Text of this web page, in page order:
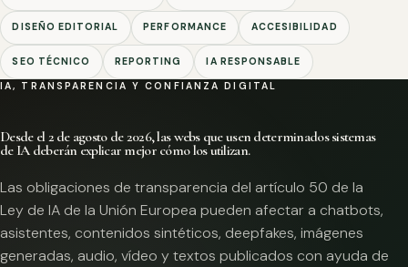
DISEÑO EDITORIAL PERFORMANCE ACCESIBILIDAD
SEO TÉCNICO REPORTING IA RESPONSABLE
IA, TRANSPARENCIA Y CONFIANZA DIGITAL
Desde el 2 de agosto de 2026, las webs que usen determinados sistemas
de IA deberán explicar mejor cómo los utilizan.
Las obligaciones de transparencia del artículo 50 de la
Ley de IA de la Unión Europea pueden afectar a chatbots,
asistentes, contenidos sintéticos, deepfakes, imágenes
generadas, audio, vídeo y textos publicados con ayuda de